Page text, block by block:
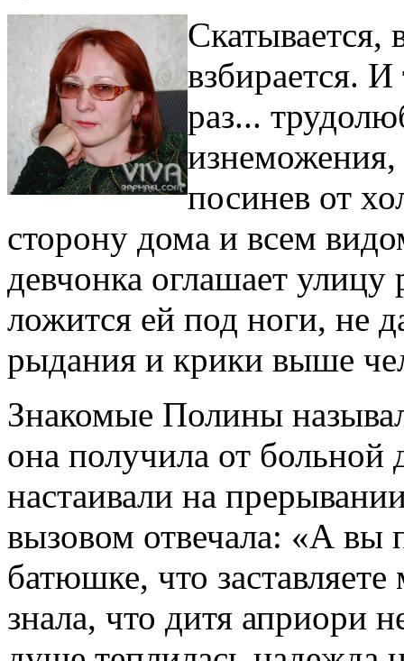
Скатывается,
взбирается. И
раз...
изнеможения,
посинев от
сторону дома и всем
девчонка оглашает улицу
ложится ей под ноги, не
рыдания и крики выше
Знакомые Полины
она получила от
настаивали на
вызовом отвечала: «А вы
батюшке, что
знала, что дитя априори